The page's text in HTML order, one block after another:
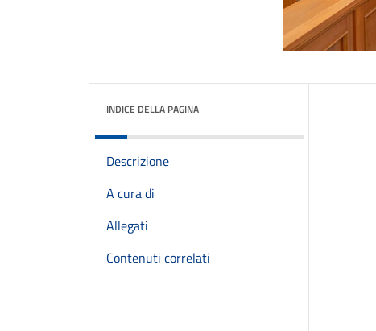
INDICE DELLA PAGINA
Descrizione
A cura di
Allegati
Contenuti correlati